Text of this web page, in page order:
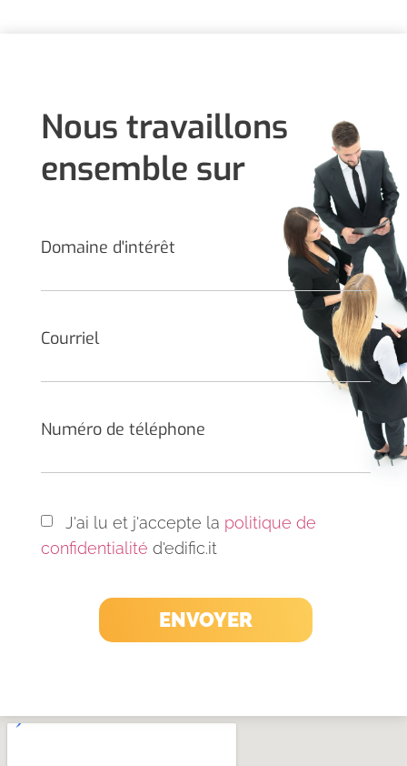
Nous travaillons
ensemble sur
Domaine d'intérêt
Courriel
Numéro de téléphone
J'ai lu et j'accepte la politique de
confidentialité d'edific.it
ENVOYER